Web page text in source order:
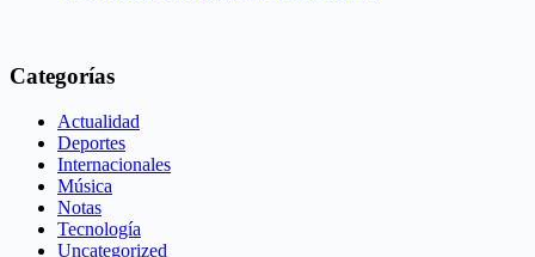
Categorías
Actualidad
Deportes
Internacionales
Música
Notas
Tecnología
Uncategorized